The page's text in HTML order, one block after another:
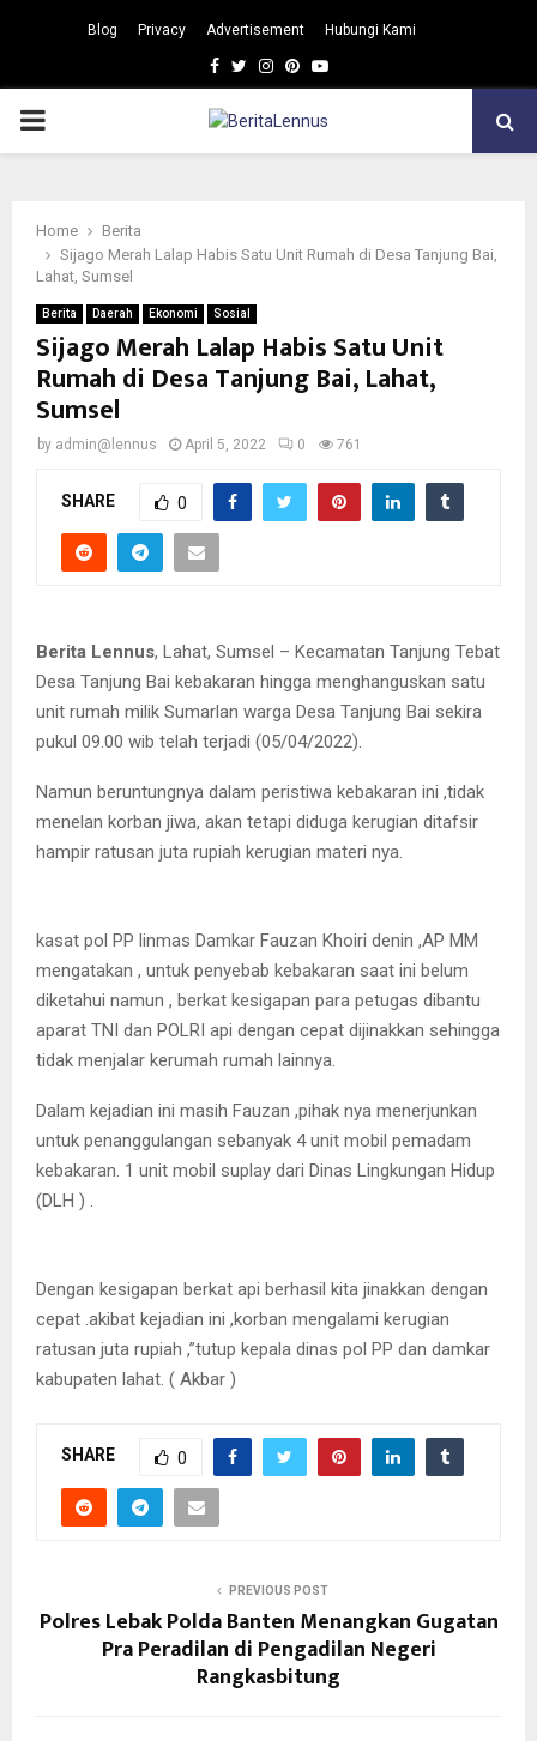
Blog Privacy Advertisement Hubungi Kami
Facebook
TwitterInstagram
Pinterest
Youtube
PRIMARY
Home
Berita
Sijago Merah Lalap Habis Satu Unit Rumah di Desa Tanjung Bai,
Lahat, Sumsel
Berita Daerah Ekonomi Sosial
Sijago Merah Lalap Habis Satu Unit
Rumah di Desa Tanjung Bai, Lahat,
Sumsel
by admin@lennus April 5, 2022 0 761
SHARE 0
Berita Lennus, Lahat, Sumsel – Kecamatan Tanjung Tebat
Desa Tanjung Bai kebakaran hingga menghanguskan satu
unit rumah milik Sumarlan warga Desa Tanjung Bai sekira
pukul 09.00 wib telah terjadi (05/04/2022).
Namun beruntungnya dalam peristiwa kebakaran ini ,tidak
menelan korban jiwa, akan tetapi diduga kerugian ditafsir
hampir ratusan juta rupiah kerugian materi nya.
kasat pol PP linmas Damkar Fauzan Khoiri denin ,AP MM
mengatakan , untuk penyebab kebakaran saat ini belum
diketahui namun , berkat kesigapan para petugas dibantu
aparat TNI dan POLRI api dengan cepat dijinakkan sehingga
tidak menjalar kerumah rumah lainnya.
Dalam kejadian ini masih Fauzan ,pihak nya menerjunkan
untuk penanggulangan sebanyak 4 unit mobil pemadam
kebakaran. 1 unit mobil suplay dari Dinas Lingkungan Hidup
(DLH ) .
Dengan kesigapan berkat api berhasil kita jinakkan dengan
cepat .akibat kejadian ini ,korban mengalami kerugian
ratusan juta rupiah ,”tutup kepala dinas pol PP dan damkar
kabupaten lahat. ( Akbar )
SHARE 0
PREVIOUS POST
Polres Lebak Polda Banten Menangkan Gugatan
Pra Peradilan di Pengadilan Negeri
Rangkasbitung